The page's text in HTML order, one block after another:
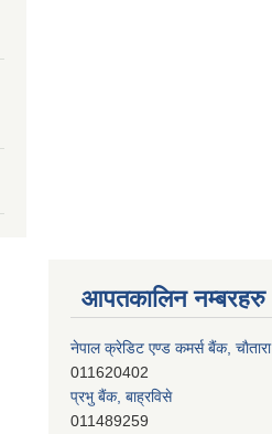
आपतकालिन नम्बरहरु
नेपाल क्रेडिट एण्ड कमर्स बैंक, चाैतारा
011620402
प्रभु बैंक, बाह्रविसे
011489259